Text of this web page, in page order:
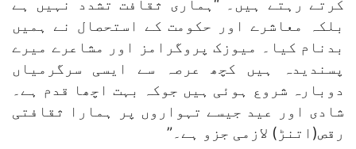
کرتے رہتے ہیں۔ “ہماری ثقافت تشدد نہیں ہے
بلکہ معاشرے اور حکومت کے استحصال نے ہمیں
بدنام کیا۔ میوزک پروگرامز اور مشاعرے میرے
پسندیدہ ہیں کچھ عرصہ سے ایسی سرگرمیاں
دوبارہ شروع ہوئی ہیں جوکہ بہت اچھا قدم ہے۔
شادی اور عید جیسے تہواروں پر ہمارا ثقافتی
رقص(اتنڑ) لازمی جزو ہے۔”